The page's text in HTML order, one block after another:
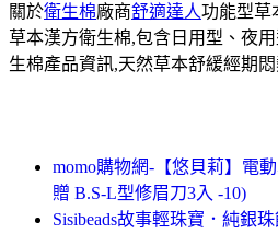
關於衛生棉廠商舒適達人功能型草
草本漢方衛生棉,包含日用型、夜
生棉產品資訊,天然草本舒緩經期
momo購物網-【悠貝莉】電
贈 B.S-L型修眉刀3入 -10)
Sisibeads故事輕珠寶．純銀